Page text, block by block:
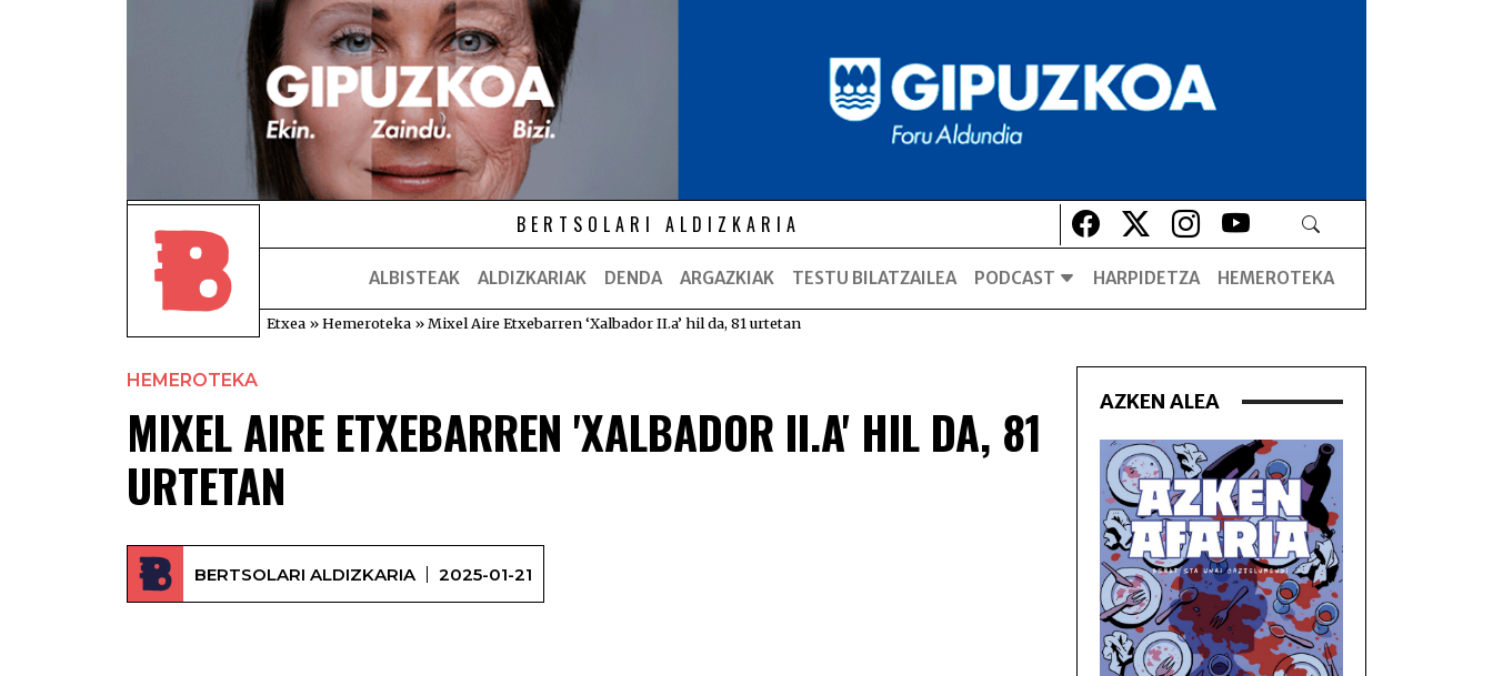
BERTSOLARI ALDIZKARIA Lehio berrian irekiko da
Lehio berrian irekiko da
Lehio berrian irekiko da
Lehio berrian irekiko da
ALBISTEAK ALDIZKARIAK DENDA ARGAZKIAK TESTU BILATZAILEA PODCAST HARPIDETZA HEMEROTEKA
Etxea »Hemeroteka »Mixel Aire Etxebarren ‘Xalbador II.a’ hil da, 81 urtetan
HEMEROTEKA
MIXEL AIRE ETXEBARREN 'XALBADOR II.A' HIL DA, 81
URTETAN
BERTSOLARI ALDIZKARIA 2025-01-21
AZKEN ALEA